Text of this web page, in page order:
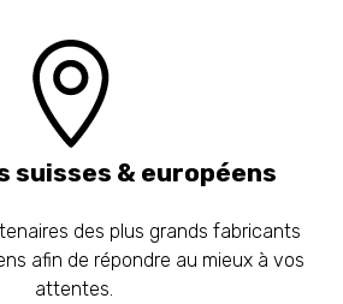
suisses & européens
des plus grands fabricants
afin de répondre au mieux à vos
attentes.